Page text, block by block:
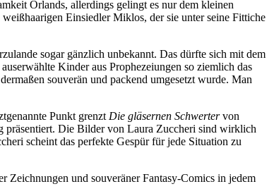
Orlands, allerdings gelingt es nur dem kleinen
Einsiedler Miklos, der sie unter seine Fittiche
sogar gänzlich unbekannt. Das dürfte sich mit dem
Kinder aus Prophezeiungen so ziemlich das
souverän und packend umgesetzt wurde. Man
Punkt grenzt Die gläsernen Schwertervon
präsentiert. Die Bilder von Laura Zuccheri sind wirklich
scheint das perfekte Gespür für jede Situation zu
Zeichnungen und souveräner Fantasy-Comics in jedem